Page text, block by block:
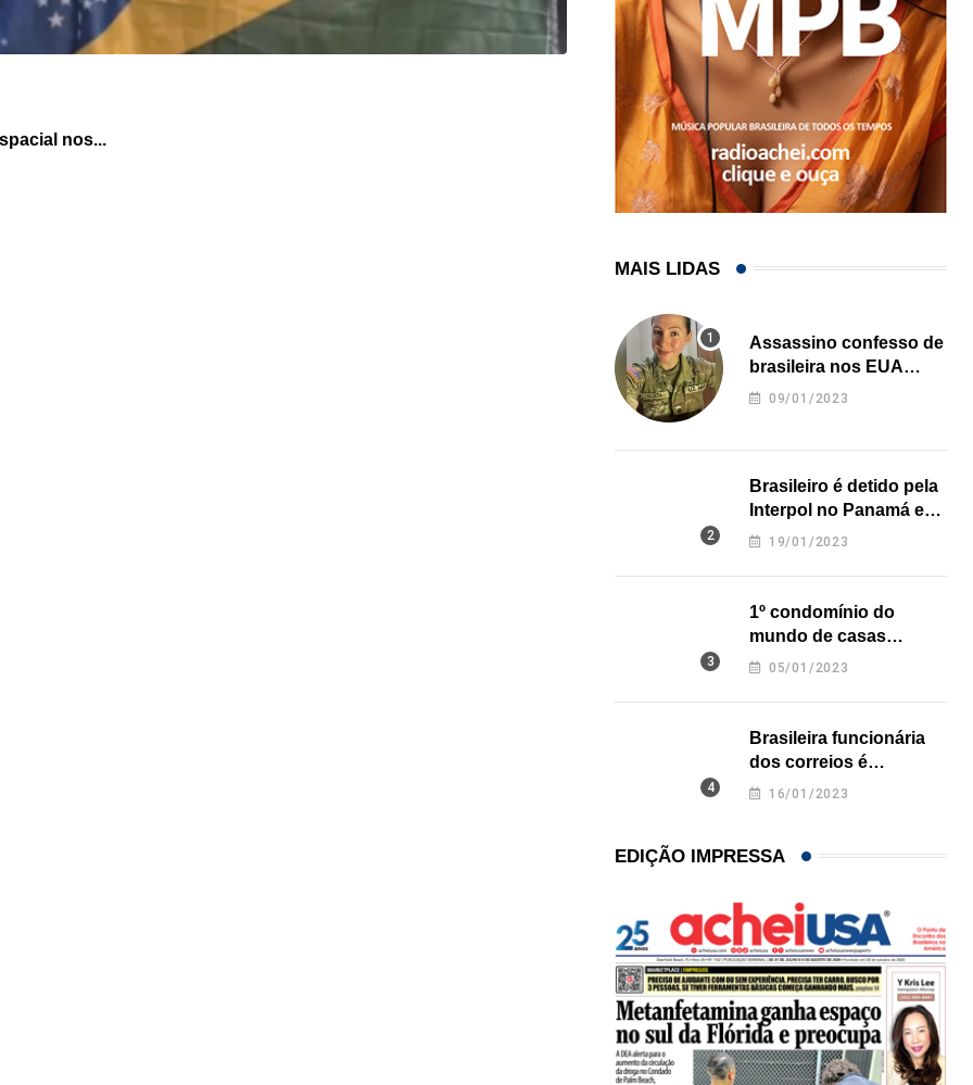
nos...
COMUNIDADE,IMIGRAÇÃO
Professor brasileiro de jiu-jítsu é preso pelo ICE...
04/08/2026
MAIS LIDAS
Assassino confesso de
brasileira nos EUA
revela onde deixou o
09/01/2023
Brasileiro é detido pela
Interpol no Panamá e
pode pegar prisão
19/01/2023
1º condomínio do
mundo de casas
impressas em 3D é
05/01/2023
Brasileira funcionária
dos correios é
assassinada a facadas
16/01/2023
EDIÇÃO IMPRESSA